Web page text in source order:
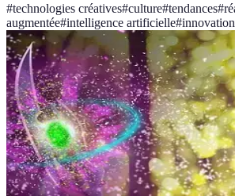
#technologies créatives#culture#tendances#
augmentée#intelligence artificielle#innovation